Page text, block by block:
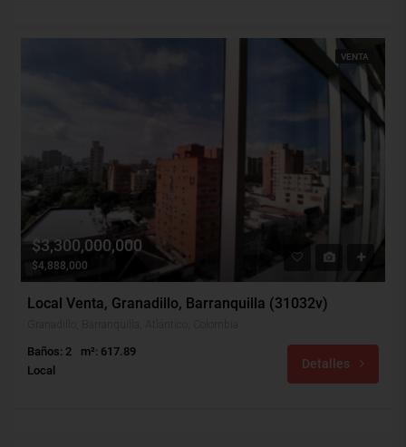
VENTA
$3,300,000,000
$4,888,000
Local Venta, Granadillo, Barranquilla (31032v)
Baños: 2
m²: 617.89
Local
Detalles